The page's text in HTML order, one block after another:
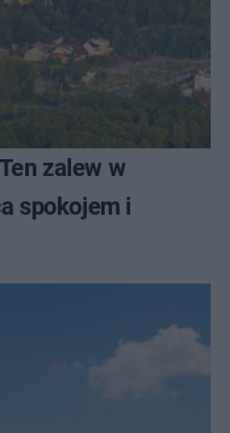
zalew w
spokojem i